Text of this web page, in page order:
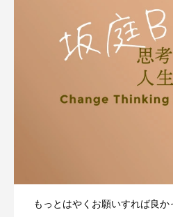
もっとはやくお願いすれば良